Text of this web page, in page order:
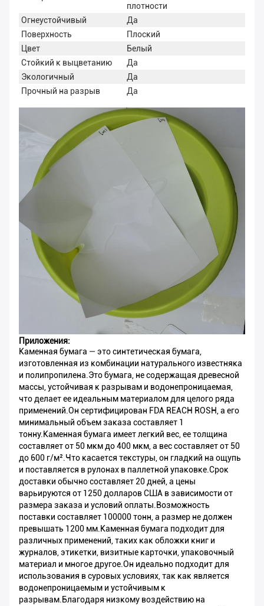
плотности
Огнеустойчивый
Да
Поверхность
Плоский
Цвет
Белый
Стойкий к выцветанию
Да
Экологичный
Да
Прочный на разрыв
Да
Приложения:
Каменная бумага — это синтетическая бумага,
изготовленная из комбинации натурального известняка
и полипропилена.Это бумага, не содержащая древесной
массы, устойчивая к разрывам и водонепроницаемая,
что делает ее идеальным материалом для целого ряда
применений.Он сертифицирован FDA REACH ROSH, а его
минимальный объем заказа составляет 1
тонну.Каменная бумага имеет легкий вес, ее толщина
составляет от 50 мкм до 400 мкм, а вес составляет от 50
до 600 г/м².Что касается текстуры, он гладкий на ощупь
и поставляется в рулонах в паллетной упаковке.Срок
доставки обычно составляет 20 дней, а цены
варьируются от 1250 долларов США в зависимости от
размера заказа и условий оплаты.Возможность
поставки составляет 100000 тонн, а размер не должен
превышать 1200 мм.Каменная бумага подходит для
различных применений, таких как обложки книг и
журналов, этикетки, визитные карточки, упаковочный
материал и многое другое.Он идеально подходит для
использования в суровых условиях, так как является
водонепроницаемым и устойчивым к
разрывам.Благодаря низкому воздействию на